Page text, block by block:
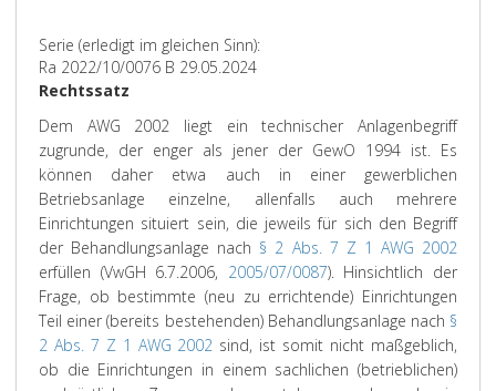
Serie (erledigt im gleichen Sinn):
Ra 2022/10/0076 B 29.05.2024
Rechtssatz
Dem AWG 2002 liegt ein technischer Anlagenbegriff
zugrunde, der enger als jener der GewO 1994 ist. Es
können daher etwa auch in einer gewerblichen
Betriebsanlage einzelne, allenfalls auch mehrere
Einrichtungen situiert sein, die jeweils für sich den Begriff
der Behandlungsanlage nach § 2 Abs. 7 Z 1 AWG 2002
erfüllen (VwGH 6.7.2006, 2005/07/0087). Hinsichtlich der
Frage, ob bestimmte (neu zu errichtende) Einrichtungen
Teil einer (bereits bestehenden) Behandlungsanlage nach §
2 Abs. 7 Z 1 AWG 2002 sind, ist somit nicht maßgeblich,
ob die Einrichtungen in einem sachlichen (betrieblichen)